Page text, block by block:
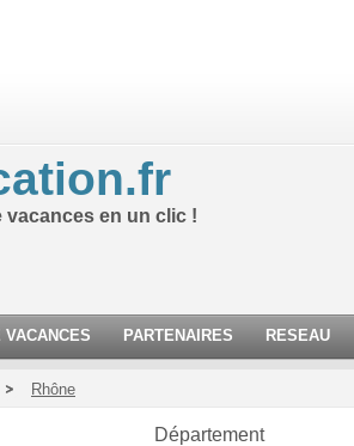
en un clic !
VACANCES PARTENAIRES RESEAU
Rhône
Département